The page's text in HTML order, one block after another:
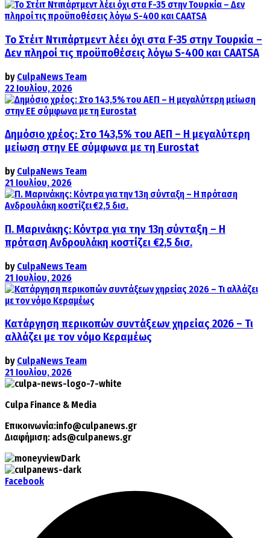
Το Στέιτ Ντιπάρτμεντ λέει όχι στα F-35 στην Τουρκία –
Δεν πληροί τις προϋποθέσεις λόγω S-400 και CAATSA
by CulpaNews Team
22 Ιουλίου, 2026
Δημόσιο χρέος: Στο 143,5% του ΑΕΠ – Η μεγαλύτερη
μείωση στην ΕΕ σύμφωνα με τη Eurostat
by CulpaNews Team
21 Ιουλίου, 2026
Π. Μαρινάκης: Κόντρα για την 13η σύνταξη – Η
πρόταση Ανδρουλάκη κοστίζει €2,5 δισ.
by CulpaNews Team
21 Ιουλίου, 2026
Κατάργηση περικοπών συντάξεων χηρείας 2026 – Τι
αλλάζει με τον νόμο Κεραμέως
by CulpaNews Team
21 Ιουλίου, 2026
Culpa Finance & Media
Επικοινωνία:info@culpanews.gr
Διαφήμιση: ads@culpanews.gr
Facebook